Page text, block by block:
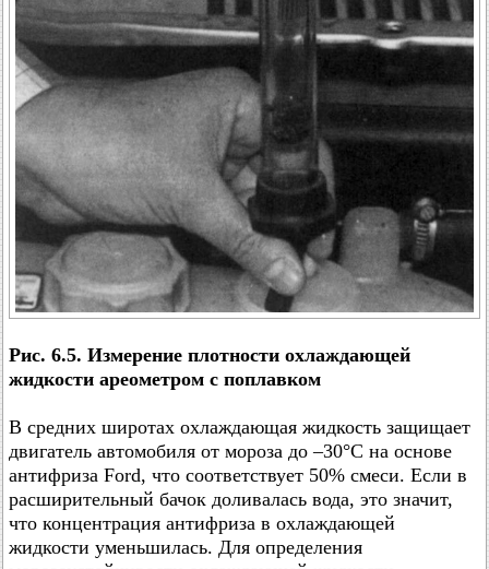
Рис. 6.5. Измерение плотности охлаждающей
жидкости ареометром с поплавком
В средних широтах охлаждающая жидкость защищает
двигатель автомобиля от мороза до –30°C на основе
антифриза Ford, что соответствует 50% смеси. Если в
расширительный бачок доливалась вода, это значит,
что концентрация антифриза в охлаждающей
жидкости уменьшилась. Для определения